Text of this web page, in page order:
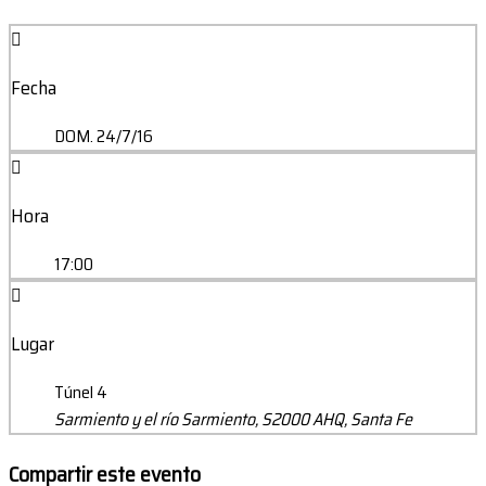
Fecha
DOM. 24/7/16
Hora
17:00
Lugar
Túnel 4
Sarmiento y el río Sarmiento, S2000 AHQ, Santa Fe
Compartir este evento